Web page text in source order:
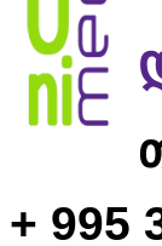
+ 995